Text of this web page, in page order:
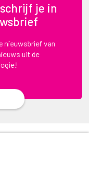
je in
nieuwsbrief van
uit de